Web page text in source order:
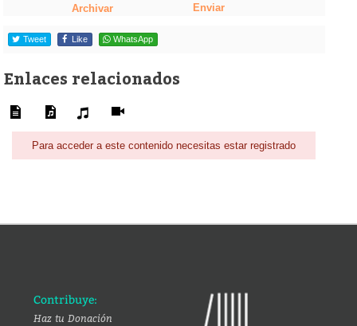
Archivar Enviar
Tweet Like WhatsApp
Enlaces relacionados
Para acceder a este contenido necesitas estar registrado
Contribuye:
Haz tu Donación